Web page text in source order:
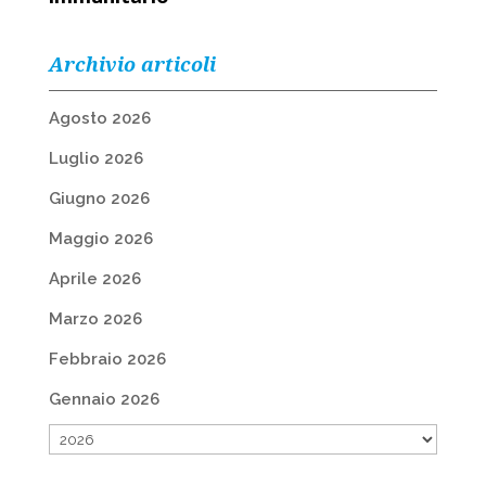
Archivio articoli
Agosto 2026
Luglio 2026
Giugno 2026
Maggio 2026
Aprile 2026
Marzo 2026
Febbraio 2026
Gennaio 2026